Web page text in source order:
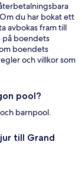
du har bokat ett
avbokas fram till
på boendets
boendets
och villkor som
pool?
barnpool.
till Grand